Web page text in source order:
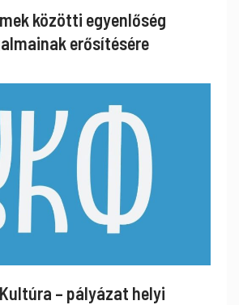
közötti egyenlőség
erősítésére
– pályázat helyi